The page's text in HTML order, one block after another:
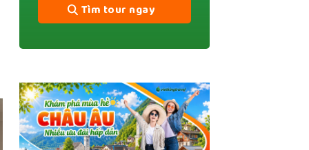
Tìm tour ngay